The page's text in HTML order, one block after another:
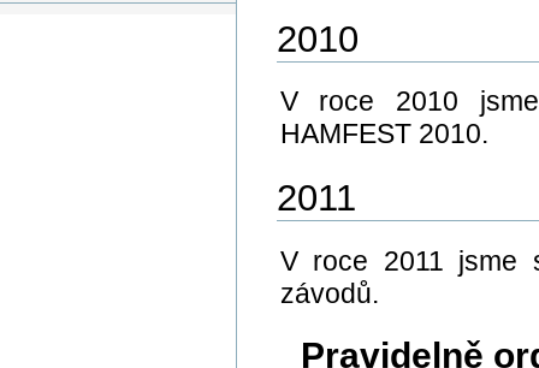
2010
V roce 2010
HAMFEST 2010.
2011
V roce 2011 jsme
závodů.
Pravidelně